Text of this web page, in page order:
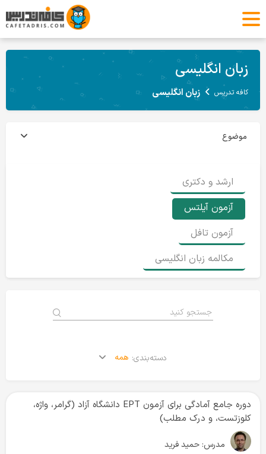
زبان انگلیسی
کافه تدریس زبان انگلیسی
موضوع
ارشد و دکتری
آزمون آیلتس
آزمون تافل
مکالمه زبان انگلیسی
دسته‌بندی: همه
دوره جامع آمادگی برای آزمون EPT دانشگاه آزاد (گرامر، واژه،
کلوزتست، و درک مطلب)
مدرس: حمید فرید